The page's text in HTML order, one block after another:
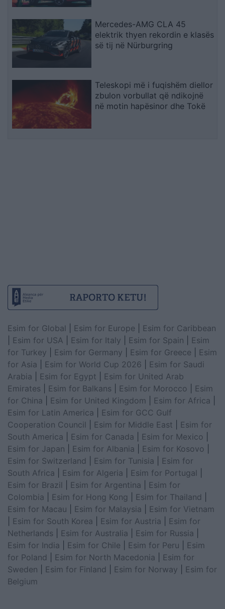
Mercedes-AMG CLA 45
elektrik thyen rekordin e klasës
së tij në Nürburgring
Teleskopi më i fuqishëm diellor
zbulon vorbullat që ndikojnë
në motin hapësinor dhe Tokë
Esim for Global Esim for Europe
Esim for Caribbean
Esim for USA Esim for Italy Esim for Spain
Esim
for Turkey
Esim for Germany Esim for Greece
Esim
for Asia
Esim for World Cup 2026
Esim for Saudi
Arabia
Esim for Egypt
Esim for United Arab
Emirates
Esim for Balkans Esim for Morocco
Esim
for China
Esim for United Kingdom Esim for Africa
Esim for Latin America
Esim for GCC Gulf
Cooperation Council
Esim for Middle East
Esim for
South America
Esim for Canada Esim for Mexico
Esim for Japan
Esim for Albania Esim for Kosovo
Esim for Switzerland
Esim for Tunisia
Esim for
South Africa
Esim for Algeria Esim for Portugal
Esim for Brazil
Esim for Argentina
Esim for
Colombia
Esim for Hong Kong Esim for Thailand
Esim for Macau
Esim for Malaysia
Esim for Vietnam
Esim for South Korea Esim for Austria
Esim for
Netherlands
Esim for Australia Esim for Russia
Esim for India
Esim for Chile Esim for Peru
Esim
for Poland
Esim for North Macedonia
Esim for
Sweden
Esim for Finland Esim for Norway
Esim for
Belgium